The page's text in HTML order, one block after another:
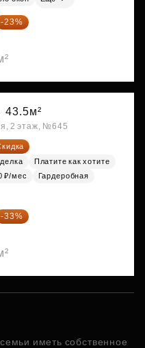
-23%
43.5м²
2 этаж, №645
Платите как хотите
₽/мес
Гардеробная
-33%
иметь собственное